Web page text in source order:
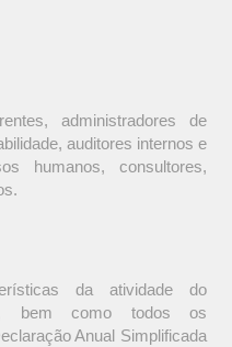
administradores de
auditores internos e
humanos, consultores,
da atividade do
bem como todos os
Anual Simplificada